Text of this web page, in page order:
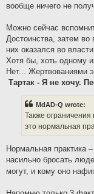
вообще ничего не
Можно сейчас
Достоинства, затем
них оказался во
Хотя бы, хоть одному
Нет... Жертвованиями
Тартак - Я не хочу.
MdAD-Q wrote:
Также
это нормальная
Нормальная практика
насильно бросать
могут, и кому оно